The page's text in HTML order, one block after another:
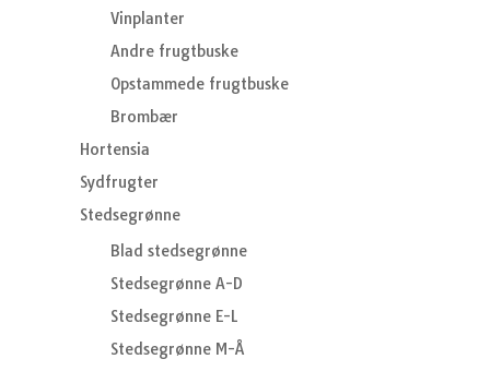
Vinplanter
Andre frugtbuske
Opstammede frugtbuske
Brombær
Hortensia
Sydfrugter
Stedsegrønne
Blad stedsegrønne
Stedsegrønne A-D
Stedsegrønne E-L
Stedsegrønne M-Å